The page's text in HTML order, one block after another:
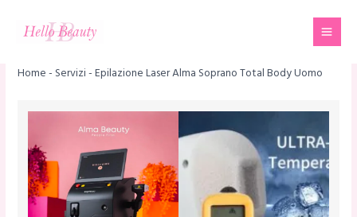
contenuto
Home- Servizi-Epilazione Laser Alma Soprano Total Body Uomo